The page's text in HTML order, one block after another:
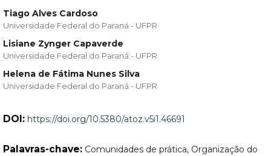
Tiago Alves Cardoso
Universidade Federal do Paraná - UFPR
Lisiane Zynger Capaverde
Universidade Federal do Paraná - UFPR
Helena de Fátima Nunes Silva
Universidade Federal do Paraná - UFPR
DOI: https://doi.org/10.5380/atoz.v5i1.46691
Palavras-chave: Comunidades de prática, Organização do